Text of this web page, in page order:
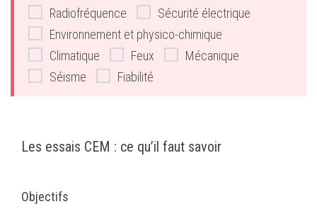
Radiofréquence
Sécurité électrique
Environnement et physico-chimique
Climatique
Feux
Mécanique
Séisme
Fiabilité
Les essais CEM : ce qu’il faut savoir
Objectifs